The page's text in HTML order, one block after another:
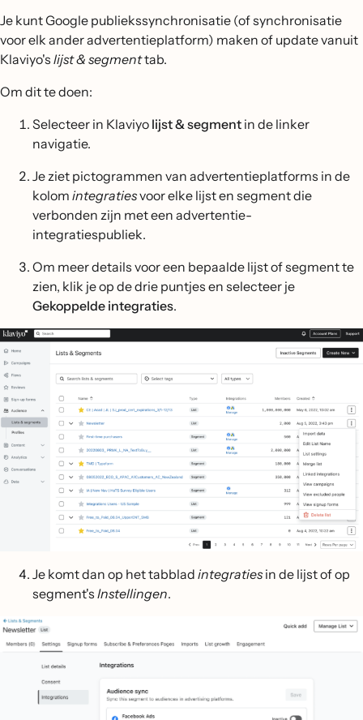
Je kunt Google publiekssynchronisatie (of synchronisatie
voor elk ander advertentieplatform) maken of update vanuit
Klaviyo's lijst & segmenttab.
Om dit te doen:
Selecteer in Klaviyo lijst & segment in de linker
navigatie.
Je ziet pictogrammen van advertentieplatforms in de
kolom integratiesvoor elke lijst en segment die
verbonden zijn met een advertentie-
integratiespubliek.
Om meer details voor een bepaalde lijst of segment te
zien, klik je op de drie puntjes en selecteer je
Gekoppelde integraties.
Je komt dan op het tabblad integratiesin de lijst of op
segment's Instellingen.